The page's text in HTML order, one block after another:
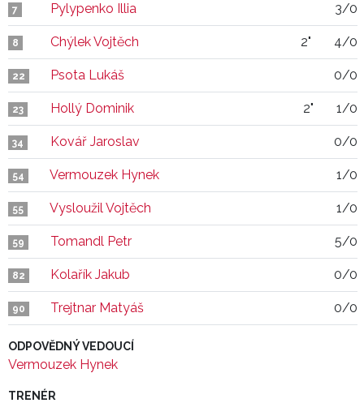
7 Pylypenko Illia 3/0
8 Chýlek Vojtěch 2" 4/0
22 Psota Lukáš 0/0
23 Hollý Dominik 2" 1/0
34 Kovář Jaroslav 0/0
54 Vermouzek Hynek 1/0
55 Vysloužil Vojtěch 1/0
59 Tomandl Petr 5/0
82 Kolařík Jakub 0/0
90 Trejtnar Matyáš 0/0
ODPOVĚDNÝ VEDOUCÍ
Vermouzek Hynek
TRENÉR